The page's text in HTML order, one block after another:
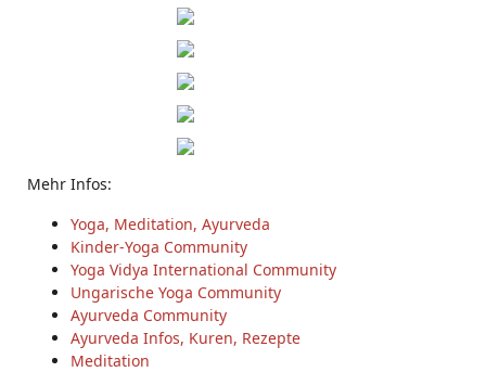
Mehr Infos:
Yoga, Meditation, Ayurveda
Kinder-Yoga Community
Yoga Vidya International Community
Ungarische Yoga Community
Ayurveda Community
Ayurveda Infos, Kuren, Rezepte
Meditation